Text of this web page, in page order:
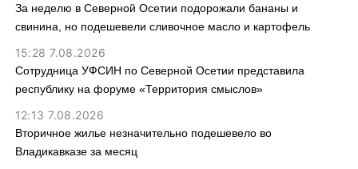
За неделю в Северной Осетии подорожали бананы и
свинина, но подешевели сливочное масло и картофель
15:28 7.08.2026
Сотрудница УФСИН по Северной Осетии представила
республику на форуме «Территория смыслов»
12:13 7.08.2026
Вторичное жилье незначительно подешевело во
Владикавказе за месяц